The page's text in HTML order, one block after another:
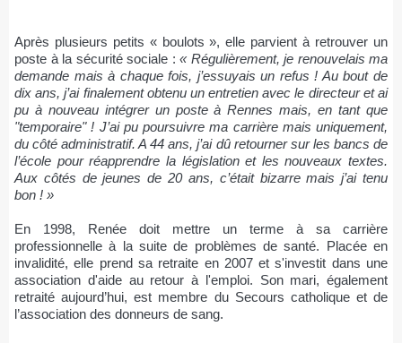
Après plusieurs petits « boulots », elle parvient à retrouver un
poste à la sécurité sociale : « Régulièrement, je renouvelais ma
demande mais à chaque fois, j’essuyais un refus ! Au bout de
dix ans, j’ai finalement obtenu un entretien avec le directeur et ai
pu à nouveau intégrer un poste à Rennes mais, en tant que
"temporaire" ! J’ai pu poursuivre ma carrière mais uniquement,
du côté administratif. A 44 ans, j’ai dû retourner sur les bancs de
l’école pour réapprendre la législation et les nouveaux textes.
Aux côtés de jeunes de 20 ans, c’était bizarre mais j’ai tenu
bon ! »
En 1998, Renée doit mettre un terme à sa carrière
professionnelle à la suite de problèmes de santé. Placée en
invalidité, elle prend sa retraite en 2007 et s'investit dans une
association d'aide au retour à l'emploi. Son mari, également
retraité aujourd’hui, est membre du Secours catholique et de
l’association des donneurs de sang.